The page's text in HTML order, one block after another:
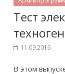
Тест
11.09.2016
В этом